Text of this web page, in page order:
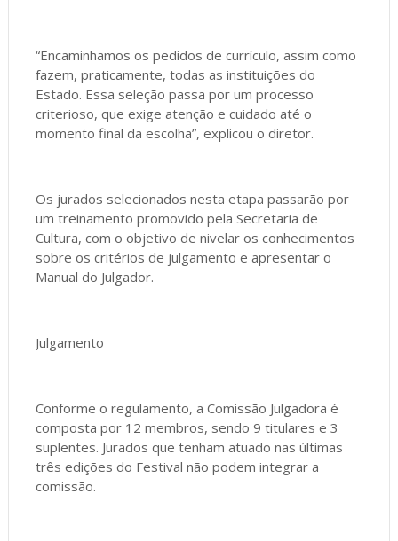
“Encaminhamos os pedidos de currículo, assim como
fazem, praticamente, todas as instituições do
Estado. Essa seleção passa por um processo
criterioso, que exige atenção e cuidado até o
momento final da escolha”, explicou o diretor.
Os jurados selecionados nesta etapa passarão por
um treinamento promovido pela Secretaria de
Cultura, com o objetivo de nivelar os conhecimentos
sobre os critérios de julgamento e apresentar o
Manual do Julgador.
Julgamento
Conforme o regulamento, a Comissão Julgadora é
composta por 12 membros, sendo 9 titulares e 3
suplentes. Jurados que tenham atuado nas últimas
três edições do Festival não podem integrar a
comissão.